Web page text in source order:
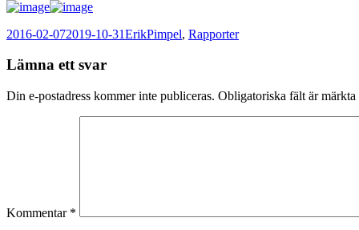
Postat
2016-02-072019-10-31Författare
ErikKategorier
Pimpel, Rapporter
Lämna ett svar
Din e-postadress kommer inte publiceras. Obligatoriska fält är märkta
Kommentar *